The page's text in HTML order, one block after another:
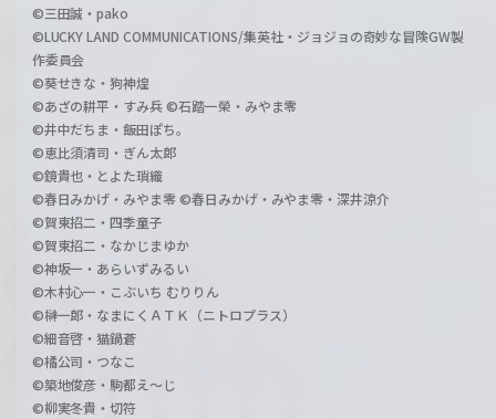
©三田誠・pako
©LUCKY LAND COMMUNICATIONS/集英社・ジョジョの奇妙な冒険GW製
作委員会
©葵せきな・狗神煌
©あざの耕平・すみ兵 ©石踏一榮・みやま零
©井中だちま・飯田ぽち。
©恵比須清司・ぎん太郎
©鏡貴也・とよた瑣織
©春日みかげ・みやま零 ©春日みかげ・みやま零・深井涼介
©賀東招二・四季童子
©賀東招二・なかじまゆか
©神坂一・あらいずみるい
©木村心一・こぶいち むりりん
©榊一郎・なまにくＡＴＫ（ニトロプラス）
©細音啓・猫鍋蒼
©橘公司・つなこ
©築地俊彦・駒都え～じ
©柳実冬貴・切符